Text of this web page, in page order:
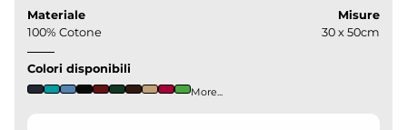
Materiale
100% Cotone
Misure
30 x 50cm
Colori disponibili
More...